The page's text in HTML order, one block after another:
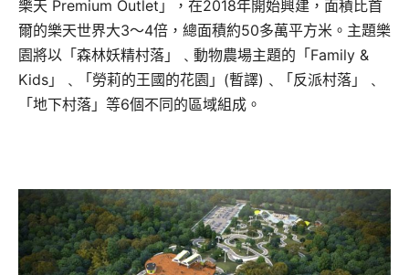
樂天 Premium Outlet」，在2018年開始興建，面積比首
爾的樂天世界大3～4倍，總面積約50多萬平方米。主題樂
園將以「森林妖精村落」﹑動物農場主題的「Family &
Kids」﹑「勞莉的王國的花園」(暫譯)﹑「反派村落」﹑
「地下村落」等6個不同的區域組成。